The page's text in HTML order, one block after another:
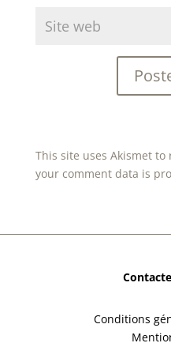
This site uses Akismet to
your comment data is
Conditions